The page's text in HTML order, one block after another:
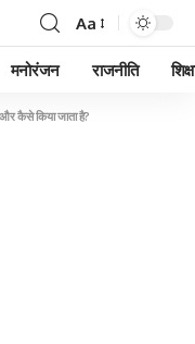
Aa
मनोरंजन राजनीति
और कैसे किया जाता है?